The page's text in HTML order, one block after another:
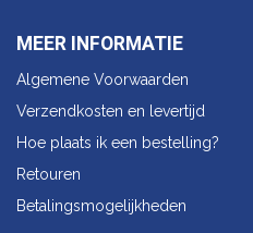
MEER INFORMATIE
Algemene Voorwaarden
Verzendkosten en levertijd
Hoe plaats ik een bestelling?
Retouren
Betalingsmogelijkheden